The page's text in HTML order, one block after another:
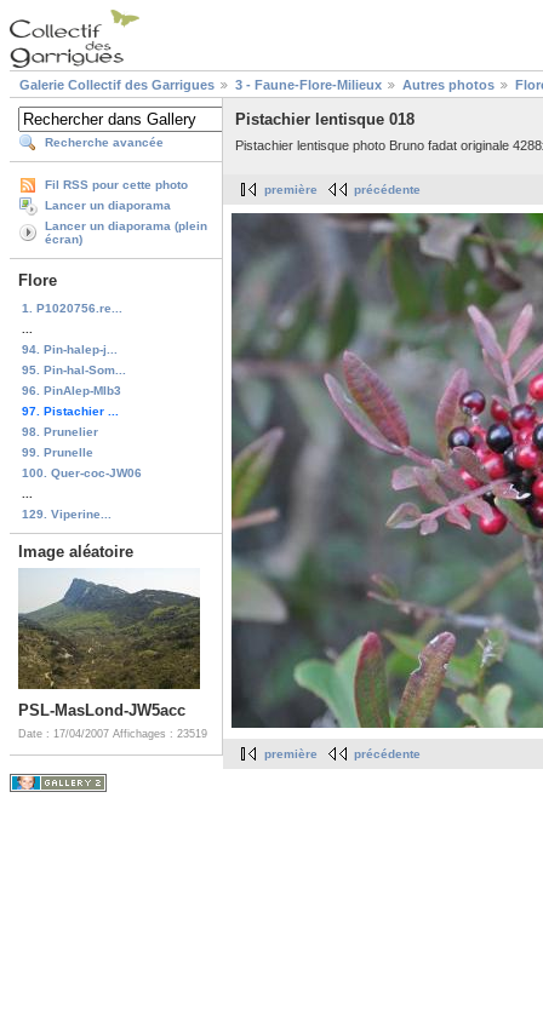
Galerie Collectif des Garrigues 3 - Faune-Flore-Milieux Autres photos
Recherche avancée
Fil RSS pour cette photo
Lancer un diaporama
Lancer un diaporama (plein
écran)
Flore
1. P1020756.re...
94. Pin-halep-j...
95. Pin-hal-Som...
96. PinAlep-MIb3
97. Pistachier ...
98. Prunelier
99. Prunelle
100. Quer-coc-JW06
129. Viperine...
Image aléatoire
PSL-MasLond-JW5acc
Date : 17/04/2007 Affichages : 23519
Pistachier lentisque 018
Pistachier lentisque photo Bruno fadat originale
première précédente
première précédente